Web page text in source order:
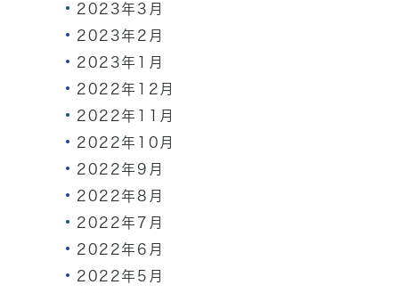
2023年3月
2023年2月
2023年1月
2022年12月
2022年11月
2022年10月
2022年9月
2022年8月
2022年7月
2022年6月
2022年5月